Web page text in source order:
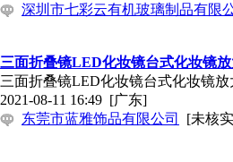
深圳市七彩云有机玻璃制品有限
三面折叠镜LED化妆镜台式化妆镜
三面折叠镜LED化妆镜台式化妆镜放
2021-08-11 16:49 [广东]
东莞市蓝雅饰品有限公司
[未核